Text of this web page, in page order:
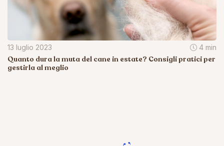
13 luglio 2023 4 min
Quanto dura la muta del cane in estate? Consigli pratici per
gestirla al meglio